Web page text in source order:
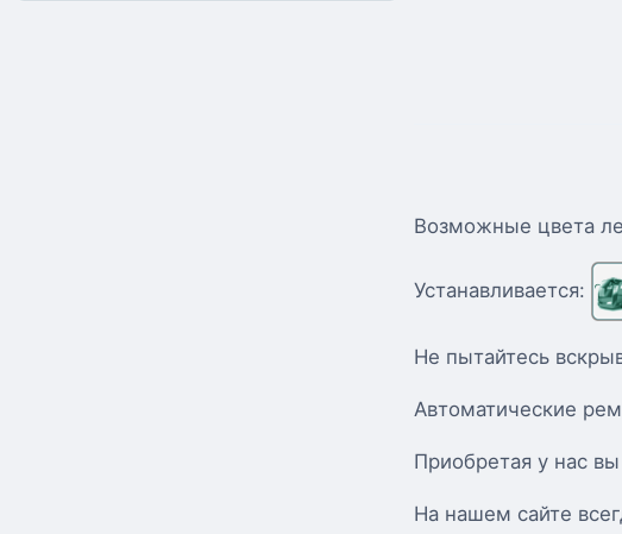
Возможные цвета
Устанавливается:
Не пытайтесь
Автоматические
Приобретая у нас
На нашем сайте